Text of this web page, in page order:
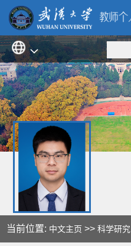
当前位置: 中文主页 >>科学研究